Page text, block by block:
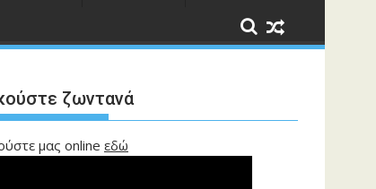
ζωντανά
μας online εδώ